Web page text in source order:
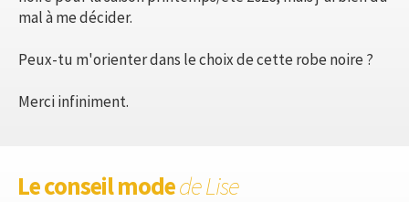
mal à me décider.
Peux-tu m'orienter dans le choix de cette robe noire ?
Merci infiniment.
Le conseil modede Lise